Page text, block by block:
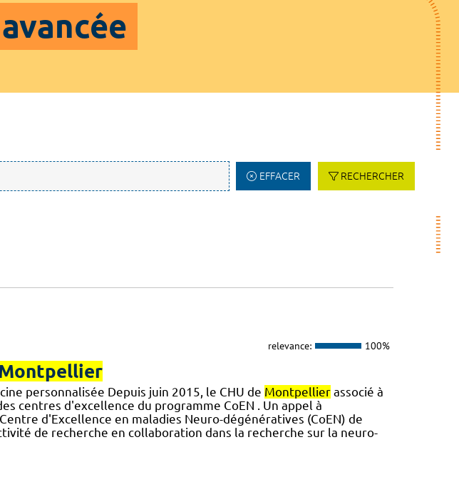
EFFACER RECHERCHER
relevance: 100%
personnalisée Depuis juin 2015, le CHU de Montpellierassocié à
centres d'excellence du programme CoEN . Un appel à
d'Excellence en maladies Neuro-dégénératives (CoEN) de
de recherche en collaboration dans la recherche sur la neuro-